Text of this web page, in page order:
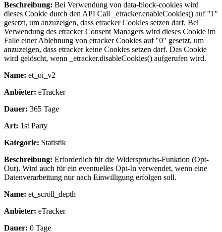
Beschreibung: Bei Verwendung von data-block-cookies wird
dieses Cookie durch den API Call _etracker.enableCookies() auf "1"
gesetzt, um anzuzeigen, dass etracker Cookies setzen darf. Bei
Verwendung des etracker Consent Managers wird dieses Cookie im
Falle einer Ablehnung von etracker Cookies auf "0" gesetzt, um
anzuzeigen, dass etracker keine Cookies setzen darf. Das Cookie
wird gelöscht, wenn _etracker.disableCookies() aufgerufen wird.
Name: et_oi_v2
Anbieter: eTracker
Dauer: 365 Tage
Art: 1st Party
Kategorie: Statistik
Beschreibung: Erforderlich für die Widerspruchs-Funktion (Opt-
Out). Wird auch für ein eventuelles Opt-In verwendet, wenn eine
Datenverarbeitung nur nach Einwilligung erfolgen soll.
Name: et_scroll_depth
Anbieter: eTracker
Dauer: 0 Tage